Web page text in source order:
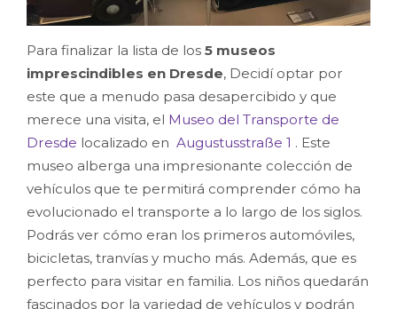
Para finalizar la lista de los 5 museos
imprescindibles en Dresde, Decidí optar por
este que a menudo pasa desapercibido y que
merece una visita, el Museo del Transporte de
Dresde localizado en Augustusstraße 1 . Este
museo alberga una impresionante colección de
vehículos que te permitirá comprender cómo ha
evolucionado el transporte a lo largo de los siglos.
Podrás ver cómo eran los primeros automóviles,
bicicletas, tranvías y mucho más. Además, que es
perfecto para visitar en familia. Los niños quedarán
fascinados por la variedad de vehículos y podrán